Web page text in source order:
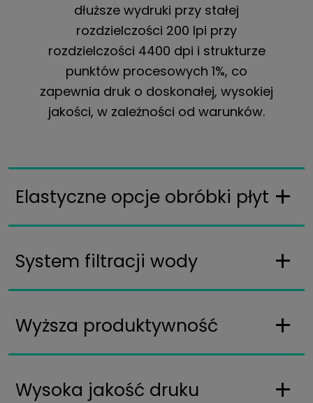
dłuższe wydruki przy stałej
rozdzielczości 200 lpi przy
rozdzielczości 4400 dpi i strukturze
punktów procesowych 1%, co
zapewnia druk o doskonałej, wysokiej
jakości, w zależności od warunków.
Elastyczne opcje obróbki płyt
System filtracji wody
Wyższa produktywność
Wysoka jakość druku